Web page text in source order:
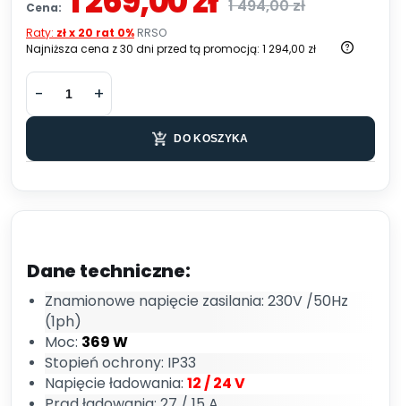
Cena: 1 494,00 zł
Raty: zł x 20 rat 0% RRSO
Najniższa cena z 30 dni przed tą promocją: 1 294,00 zł
DO KOSZYKA
Dane techniczne:
Znamionowe napięcie zasilania: 230V /50Hz
(1ph)
Moc: 369 W
Stopień ochrony: IP33
Napięcie ładowania: 12 / 24 V